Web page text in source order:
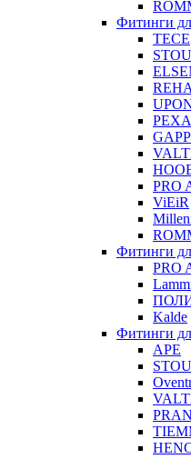
Фитинги
TECE
PRO
ViEiR
Фитинги
PRO
Kalde
Фитинги
APE